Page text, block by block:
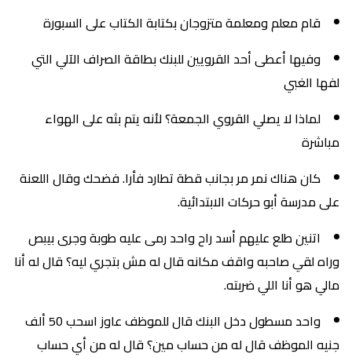
قام معلم ومعلمة متزوجان بكتابة الكتاب على السبورة
وفيها أعطى أحد القرويين للبنك بطاقة الصراف الآلي التي
لفها الغبي
لماذا لا يصلي القروي الجمعة؟ لأنه يتم بثه على الهواء
مباشرة
كان هناك نمر مر بجانب قطة تطارد فأرا. فضحك وقال اللعنة
على مدرسة أبو حركات الابتدائية.
اتنين طلع عليهم أسد راح واحد رمى عليه طوبة وجرى بيبص
وراه لقي صاحبه واقف مكانه قال له مش بتجري ليه؟ قال له أنا
مالي هو أنا اللي ضربته.
واحد مسطول دخل البنك قال للموظف عاوز اسحب 50 ألف
جنيه الموظف قال له من حساب مين؟ قال له من أي حساب